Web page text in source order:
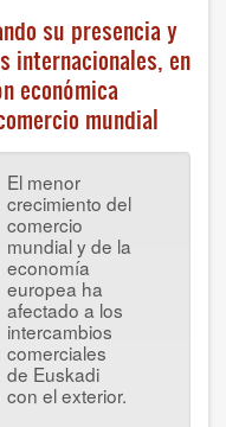
su presencia y
internacionales, en
económica
mundial
El menor
crecimiento del
comercio
mundial y de la
economía
europea ha
afectado a los
intercambios
comerciales
de Euskadi
con el exterior.